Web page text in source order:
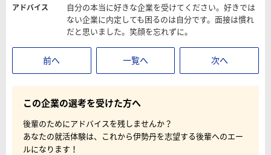
アドバイス
自分の本当に好きな企業を受けてください。好きでは
ない企業に内定しても困るのは自分です。面接は慣れ
だと思いました。笑顔を忘れずに。
前へ 一覧へ 次へ
この企業の選考を受けた方へ
後輩のためにアドバイスを残しませんか？
あなたの就活体験は、これから伊勢丹を志望する後輩へのエー
ルになります！